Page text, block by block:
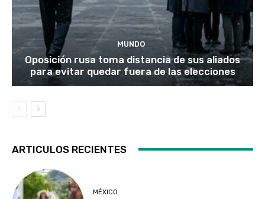
MUNDO
Oposición rusa toma distancia de sus aliados
para evitar quedar fuera de las elecciones
ARTICULOS RECIENTES
MÉXICO